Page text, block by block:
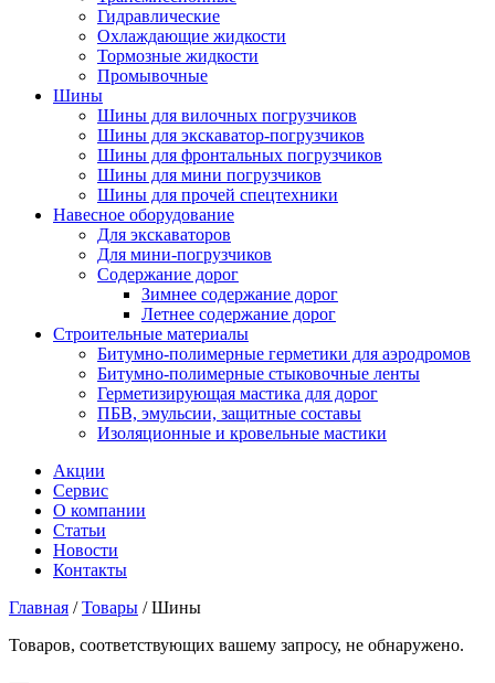
Гидравлические
Охлаждающие жидкости
Тормозные жидкости
Промывочные
Шины
Шины для вилочных погрузчиков
Шины для экскаватор-погрузчиков
Шины для фронтальных погрузчиков
Шины для мини погрузчиков
Шины для прочей спецтехники
Навесное оборудование
Для экскаваторов
Для мини-погрузчиков
Содержание дорог
Зимнее содержание дорог
Летнее содержание дорог
Строительные материалы
Битумно-полимерные герметики для аэродромов
Битумно-полимерные стыковочные ленты
Герметизирующая мастика для дорог
ПБВ, эмульсии, защитные составы
Изоляционные и кровельные мастики
Акции
Сервис
О компании
Статьи
Новости
Контакты
Главная /Товары /Шины
Товаров, соответствующих вашему запросу, не обнаружено.